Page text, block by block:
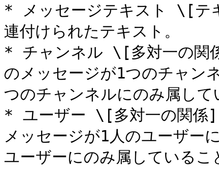
* メッセージテキスト \[テ
連付けられたテキスト。
* チャンネル \[多対一の関
のメッセージが1つのチャン
つのチャンネルにのみ属し
* ユーザー \[多対一の関係]
メッセージが1人のユーザー
ユーザーにのみ属している